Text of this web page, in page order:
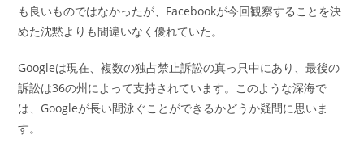
も良いものではなかったが、Facebookが今回観察することを決
めた沈黙よりも間違いなく優れていた。
Googleは現在、複数の独占禁止訴訟の真っ只中にあり、最後の
訴訟は36の州によって支持されています。このような深海で
は、Googleが長い間泳ぐことができるかどうか疑問に思いま
す。